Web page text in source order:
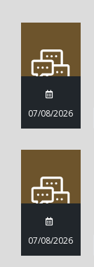
07/08/2026
07/08/2026